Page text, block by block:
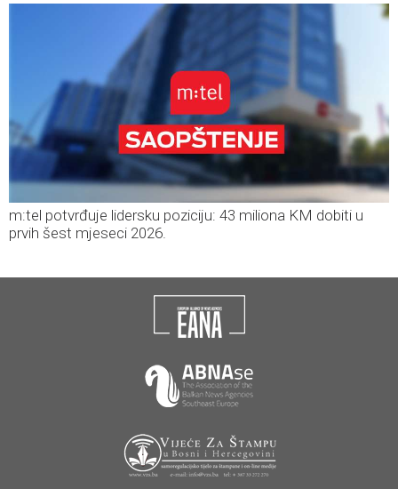
m:tel potvrđuje lidersku poziciju: 43 miliona KM dobiti u
prvih šest mjeseci 2026.